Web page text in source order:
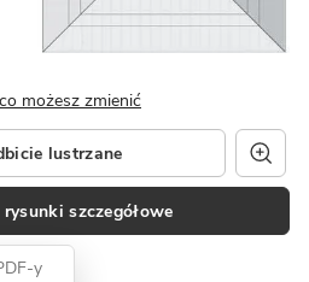
możesz zmienić
lustrzane
szczegółowe
y